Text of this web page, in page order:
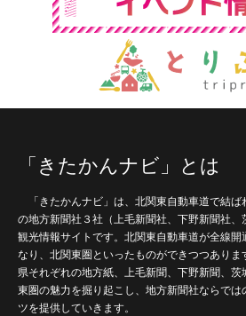
「きたかんナビ」とは
「きたかんナビ」は、北関東自動車道で結ば
の地方新聞社３社（上毛新聞社、下野新聞社
観光情報サイトです。北関東自動車道が全線開
なり、北関東圏といったものができつつあり
県それぞれの地方紙、上毛新聞、下野新聞、
東圏の魅力を掘り起こし、地方新聞社ならで
ツを提供していきます。